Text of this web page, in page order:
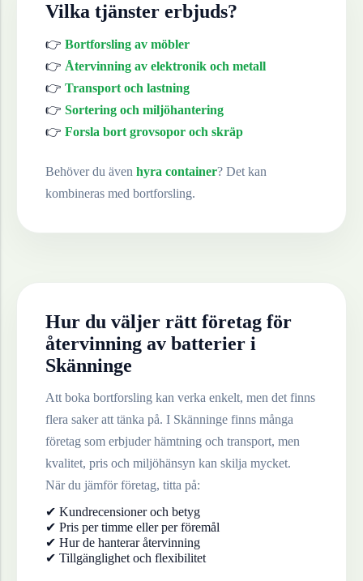
Vilka tjänster erbjuds?
👉 Bortforsling av möbler
👉 Återvinning av elektronik och metall
👉 Transport och lastning
👉 Sortering och miljöhantering
👉 Forsla bort grovsopor och skräp
Behöver du även hyra container? Det kan
kombineras med bortforsling.
Hur du väljer rätt företag för
återvinning av batterier i
Skänninge
Att boka bortforsling kan verka enkelt, men det finns
flera saker att tänka på. I Skänninge finns många
företag som erbjuder hämtning och transport, men
kvalitet, pris och miljöhänsyn kan skilja mycket.
När du jämför företag, titta på:
✔ Kundrecensioner och betyg
✔ Pris per timme eller per föremål
✔ Hur de hanterar återvinning
✔ Tillgänglighet och flexibilitet